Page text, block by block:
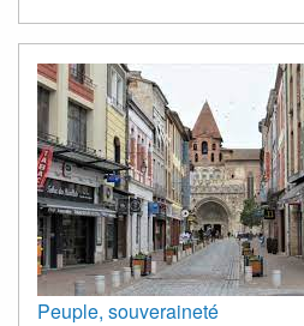
Peuple, souveraineté